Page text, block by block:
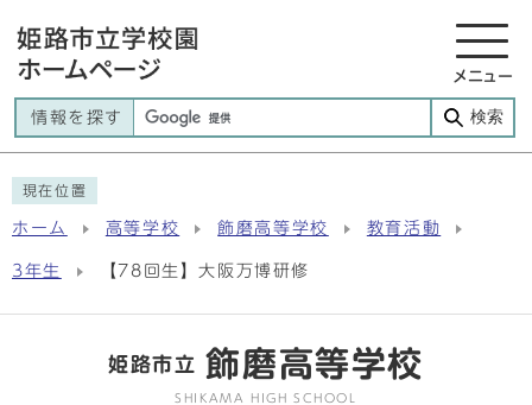
メニュー
情報を探す 検索
現在位置
ホーム 高等学校 飾磨高等学校 教育活動
3年生 【78回生】大阪万博研修
姫路市立 飾磨高等学校
SHIKAMA HIGH SCHOOL